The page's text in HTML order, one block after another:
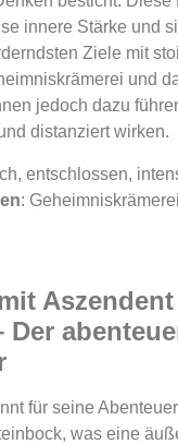
innere Stärke und
Ziele mit
und
jedoch dazu
distanziert wirken.
entschlossen,
:
Aszendent
Der
für seine
was eine